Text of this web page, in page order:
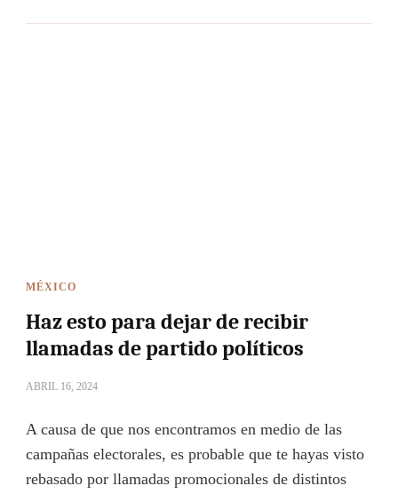
MÉXICO
Haz esto para dejar de recibir
llamadas de partido políticos
ABRIL 16, 2024
A causa de que nos encontramos en medio de las
campañas electorales, es probable que te hayas visto
rebasado por llamadas promocionales de distintos